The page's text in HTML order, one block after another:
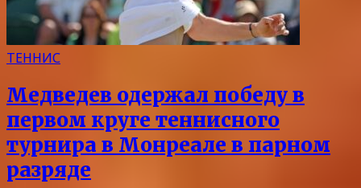
ТЕННИС
Медведев одержал победу в
первом круге теннисного
турнира в Монреале в парном
разряде